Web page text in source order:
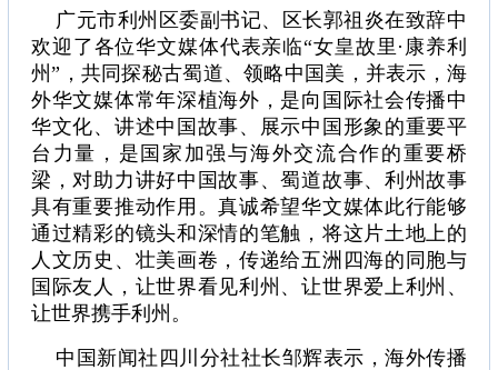
广元市利州区委副书记、区长郭祖炎在致辞中
欢迎了各位华文媒体代表亲临“女皇故里·康养利
州”，共同探秘古蜀道、领略中国美，并表示，海
外华文媒体常年深植海外，是向国际社会传播中
华文化、讲述中国故事、展示中国形象的重要平
台力量，是国家加强与海外交流合作的重要桥
梁，对助力讲好中国故事、蜀道故事、利州故事
具有重要推动作用。真诚希望华文媒体此行能够
通过精彩的镜头和深情的笔触，将这片土地上的
人文历史、壮美画卷，传递给五洲四海的同胞与
国际友人，让世界看见利州、让世界爱上利州、
让世界携手利州。
中国新闻社四川分社社长邹辉表示，海外传播